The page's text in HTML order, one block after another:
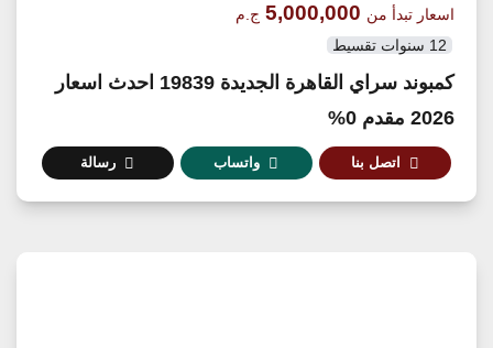
اسعار تبدأ من 5,000,000 ج.م
12 سنوات تقسيط
كمبوند سراي القاهرة الجديدة 19839 احدث اسعار
2026 مقدم 0%
اتصل بنا واتساب رسالة